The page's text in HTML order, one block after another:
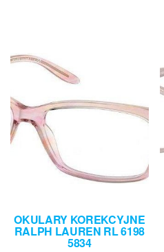
OKULARY KOREKCYJNE
RALPH LAUREN RL 6198
5834